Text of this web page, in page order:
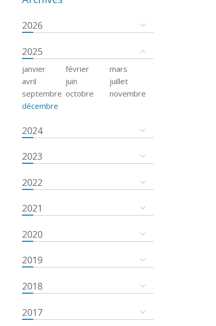
2026
2025
janvier février
mars
avril
juin
juillet
septembre octobre
novembre
décembre
2024
2023
2022
2021
2020
2019
2018
2017